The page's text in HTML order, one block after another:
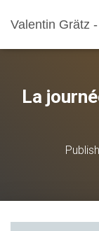
Valentin Grätz
La